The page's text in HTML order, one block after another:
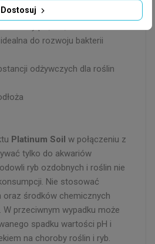
wodę
do rozwoju bakterii
odżywczych dla roślin
Platinum Soil w połączeniu z
tylko do akwariów
ryb ozdobnych i roślin nie
Nie stosować
oraz środków chemicznych
. W przeciwnym wypadku może
spadku wartości pH i
na choroby roślin i ryb.
Dostosuj